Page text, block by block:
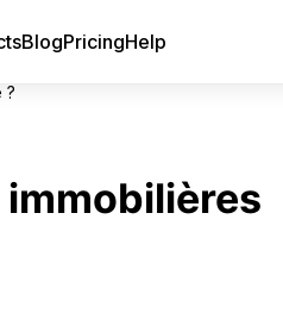
BlogPricingHelp
?